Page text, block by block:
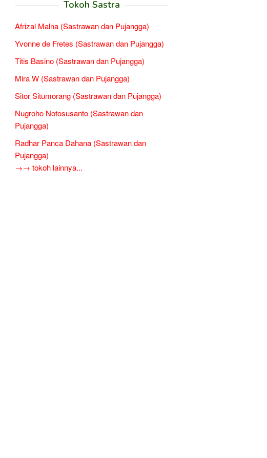
Tokoh Sastra
Afrizal Malna (Sastrawan dan Pujangga)
Yvonne de Fretes (Sastrawan dan Pujangga)
Titis Basino (Sastrawan dan Pujangga)
Mira W (Sastrawan dan Pujangga)
Sitor Situmorang (Sastrawan dan Pujangga)
Nugroho Notosusanto (Sastrawan dan
Pujangga)
Radhar Panca Dahana (Sastrawan dan
Pujangga)
→→ tokoh lainnya...